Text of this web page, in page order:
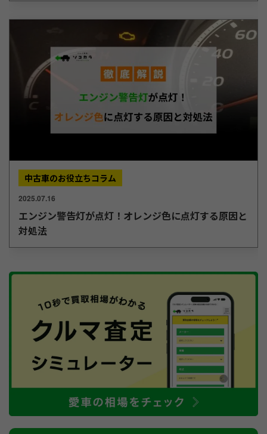
中古車のお役立ちコラム
2025.07.16
エンジン警告灯が点灯！オレンジ色に点灯する原因と
対処法